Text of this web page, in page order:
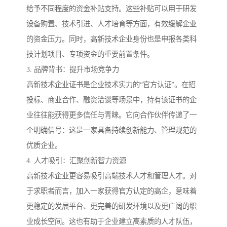
给予不同程度的资金补贴支持。这些补贴可以用于研发
设备购置、技术引进、人才培育等方面，有效缓解企业
的资金压力。同时，高新技术企业身份也是申报各类科
技计划项目、专项资金的重要前置条件。
3. 品牌背书：提升市场竞争力
高新技术企业证书是企业技术实力的“官方认证”。在招
投标、商业合作、融资洽谈等场景中，持有该证书的企
业往往能获得更多信任与青睐。它向合作伙伴传递了一
个明确信号：这是一家具备持续创新能力、管理规范的
优质企业。
4. 人才吸引：汇聚创新智力资源
高新技术企业更容易吸引高端技术人才和管理人才。对
于求职者而言，加入一家获得官方认定的高企，意味着
更稳定的发展平台、更完善的研发环境以及更广阔的职
业成长空间。这也有助于企业建立高素质的人才队伍，